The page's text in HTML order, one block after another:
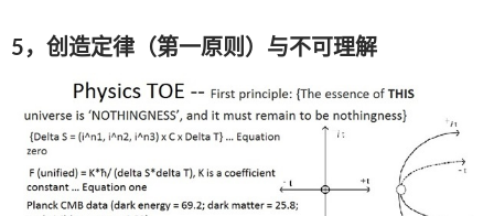
5，创造定律（第一原则）与不可理解